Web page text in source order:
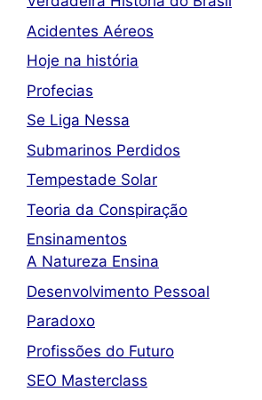
Acidentes Aéreos
Hoje na história
Profecias
Se Liga Nessa
Submarinos Perdidos
Tempestade Solar
Teoria da Conspiração
Ensinamentos
A Natureza Ensina
Desenvolvimento Pessoal
Paradoxo
Profissões do Futuro
SEO Masterclass